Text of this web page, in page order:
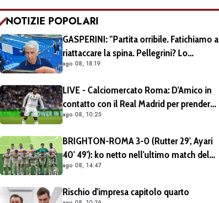
NOTIZIE POPOLARI
GASPERINI: "Partita orribile. Fatichiamo a
riattaccare la spina. Pellegrini? Lo
rivedremo in campo tra un mese.
ago 08, 18:19
LIVE - Calciomercato Roma: D'Amico in
contatto con il Real Madrid per prendere
Endrick in prestito con diritto di riscatto.
ago 08, 10:25
BRIGHTON-ROMA 3-0 (Rutter 29', Ayari
40' 49'): ko netto nell'ultimo match del
tour britannico (FOTO e VIDEO)
ago 08, 14:47
Rischio d'impresa capitolo quarto